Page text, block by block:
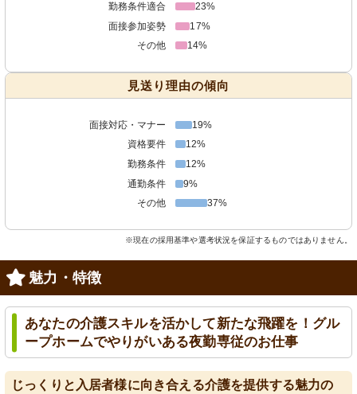
勤務条件適合
23%
面接参加姿勢
17%
その他
14%
見送り理由の傾向
面接対応・マナー
19%
資格要件
12%
勤務条件
12%
通勤条件
9%
その他
37%
※現在の採用基準や選考状況を保証するものではありません。
魅力・特徴
あなたの介護スキルを活かして新たな飛躍を！グル
ープホームでやりがいある夜勤専従のお仕事
じっくりと入居者様に向き合える介護を提供する魅力の